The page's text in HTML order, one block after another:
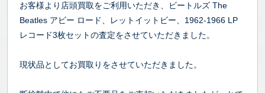
お客様より店頭買取をご利用いただき、ビートルズ The
Beatles アビー ロード、レットイットビー、1962-1966 LP
レコード3枚セットの査定をさせていただきました。
現状品としてお買取りをさせていただきました。